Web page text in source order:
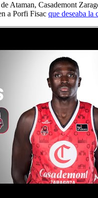
Ataman, Casademont
a Porfi Fisac que deseaba